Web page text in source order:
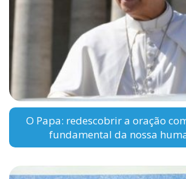
O Papa: redescobrir a oração
fundamental da nossa